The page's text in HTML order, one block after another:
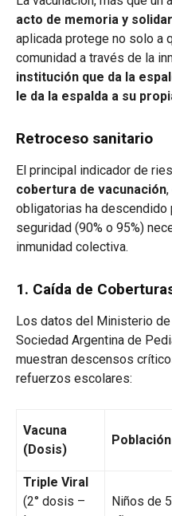
acto de memoria y
aplicada protege no solo a
comunidad a través de la
institución que da la
le da la espalda a su
Retroceso sanitario
El principal indicador de
cobertura de vacunación
obligatorias ha descendido
seguridad (90% o 95%)
inmunidad colectiva.
1. Caída de
Los datos del Ministerio
Sociedad Argentina de
muestran descensos
refuerzos escolares:
Vacuna
(Dosis)
Población
Triple Viral
(2° dosis –
Niños de 5